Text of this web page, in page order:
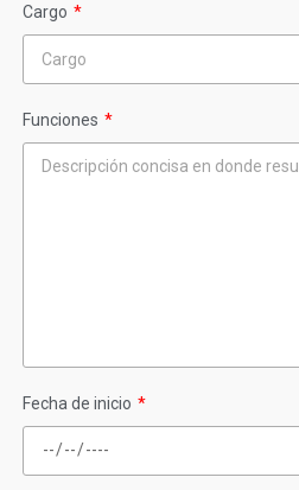
Cargo
Funciones
Fecha de inicio